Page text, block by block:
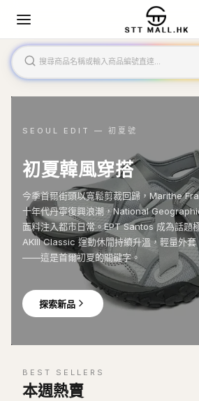
SEOUL EDIT — 初夏號
初夏韓風穿搭
今季首爾街頭以寬鬆剪裁回歸，Marithe
十年代丹寧復興浪潮，National
面料注入都市日常。EPT Santos 成為話題
AKIII Classic 運動休閒持續升溫，輕量外
——這是首爾初夏的關鍵字。
探索新品
BEST SELLERS
本週熱賣